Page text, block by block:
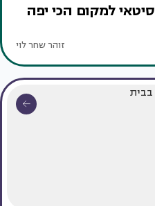
למקום הכי יפה
זוהר שחר לוי